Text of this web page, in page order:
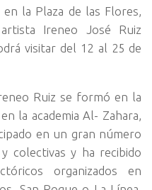
en la Plaza de las Flores,
Ireneo José Ruiz
visitar del 12 al 25 de
Ruiz se formó en la
la academia Al- Zahara,
en un gran número
colectivas y ha recibido
organizados en